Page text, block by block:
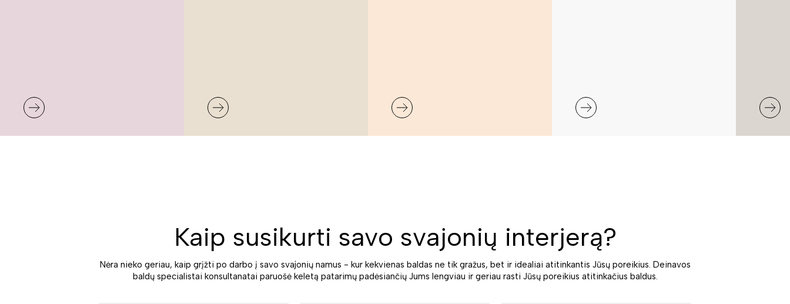
Kaip susikurti savo svajonių interjerą?
Nėra nieko geriau, kaip grįžti po darbo į savo svajonių namus - kur kekvienas baldas ne tik gražus, bet ir idealiai atitinkantis Jūsų poreikius. Deinavos
baldų specialistai konsultanatai paruošė keletą patarimų padėsiančių Jums lengviau ir geriau rasti Jūsų poreikius atitinkačius baldus.